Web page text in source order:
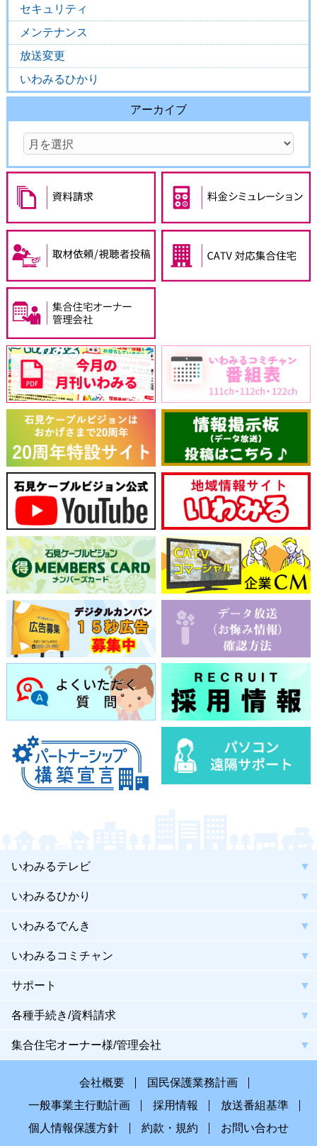
セキュリティ
メンテナンス
放送変更
いわみるひかり
アーカイブ
いわみるテレビ
いわみるひかり
いわみるでんき
いわみるコミチャン
サポート
各種手続き/資料請求
集合住宅オーナー様/管理会社
会社概要
国民保護業務計画
一般事業主行動計画
採用情報
放送番組基準
個人情報保護方針
約款・規約 お問い合わせ